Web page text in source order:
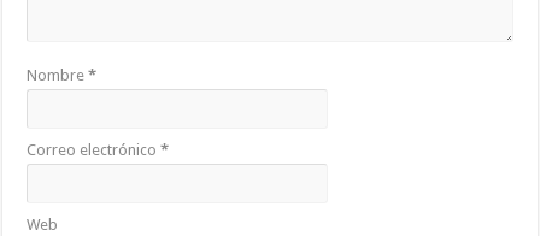
Nombre*
Correo electrónico*
Web